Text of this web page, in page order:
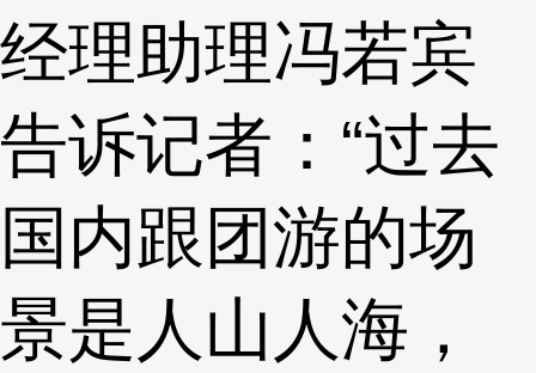
经理助理冯若宾
告诉记者：“过去
国内跟团游的场
景是人山人海，